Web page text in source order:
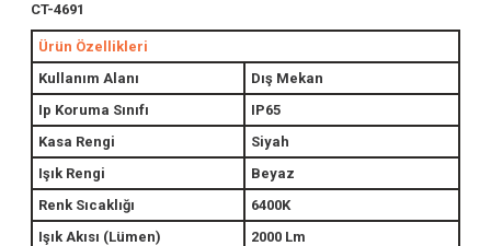
CT-4691
Ürün Özellikleri
Kullanım Alanı
Dış Mekan
Ip Koruma Sınıfı
IP65
Kasa Rengi
Siyah
Işık Rengi
Beyaz
Renk Sıcaklığı
6400K
Işık Akısı (Lümen)
2000 Lm